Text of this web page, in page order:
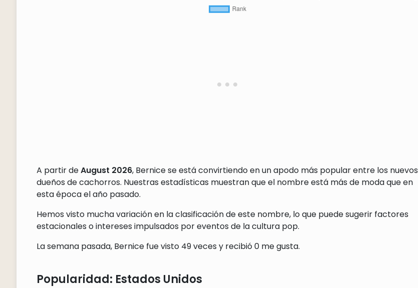
A partir deAugust 2026, Bernice se está convirtiendo en un apodo más popular entre los nuevos
dueños de cachorros. Nuestras estadísticas muestran que el nombre está más de moda que en
esta época el año pasado.
Hemos visto mucha variación en la clasificación de este nombre, lo que puede sugerir factores
estacionales o intereses impulsados por eventos de la cultura pop.
La semana pasada, Bernice fue visto 49 veces y recibió 0 me gusta.
Popularidad: Estados Unidos